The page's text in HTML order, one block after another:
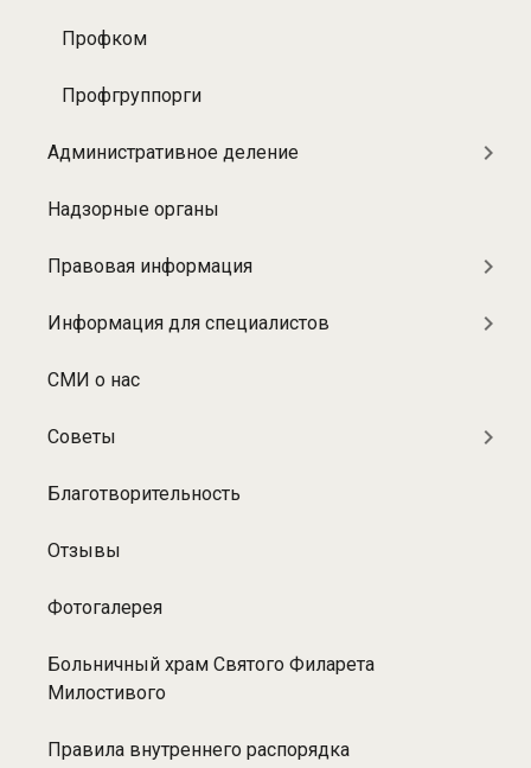
больнице
Профком
Профгруппорги
Административное деление
Надзорные органы
Правовая информация
Информация для специалистов
СМИ о нас
Советы
Благотворительность
Отзывы
Фотогалерея
Больничный храм Святого Филарета
Милостивого
Правила внутреннего распорядка